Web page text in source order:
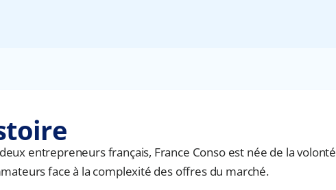
entrepreneurs français, France Conso est née de la
face à la complexité des offres du marché.